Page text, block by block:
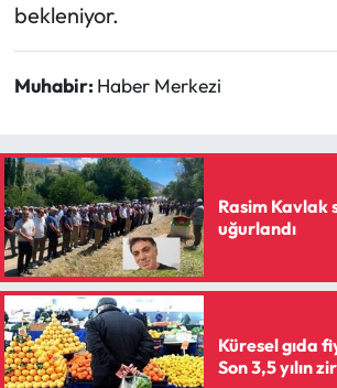
bekleniyor.
Muhabir: Haber Merkezi
Rasim Kavlak
uğurlandı
Küresel gıda
Son 3,5 yılın